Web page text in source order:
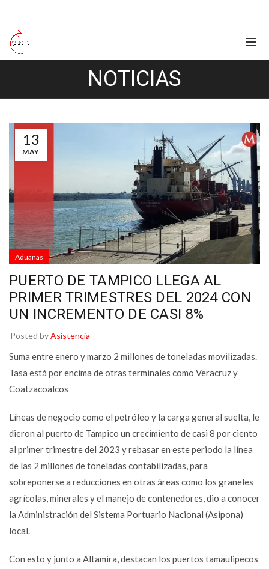
NOTICIAS
13
MAY
Aduanas
PUERTO DE TAMPICO LLEGA AL
PRIMER TRIMESTRES DEL 2024 CON
UN INCREMENTO DE CASI 8%
Posted byAsistencia
Suma entre enero y marzo 2 millones de toneladas movilizadas.
Tasa está por encima de otras terminales como Veracruz y
Coatzacoalcos
Líneas de negocio como el petróleo y la carga general suelta, le
dieron al puerto de Tampico un crecimiento de casi 8 por ciento
al primer trimestre del 2023 y rebasar en este periodo la línea
de las 2 millones de toneladas contabilizadas, para
sobreponerse a reducciones en otras áreas como los graneles
agrícolas, minerales y el manejo de contenedores, dio a conocer
la Administración del Sistema Portuario Nacional (Asipona)
local.
Con esto y junto a Altamira, destacan los puertos tamaulipecos